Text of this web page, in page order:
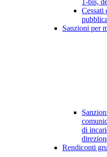
1-bis,
Cessati
Sanzioni per
di
Rendiconti